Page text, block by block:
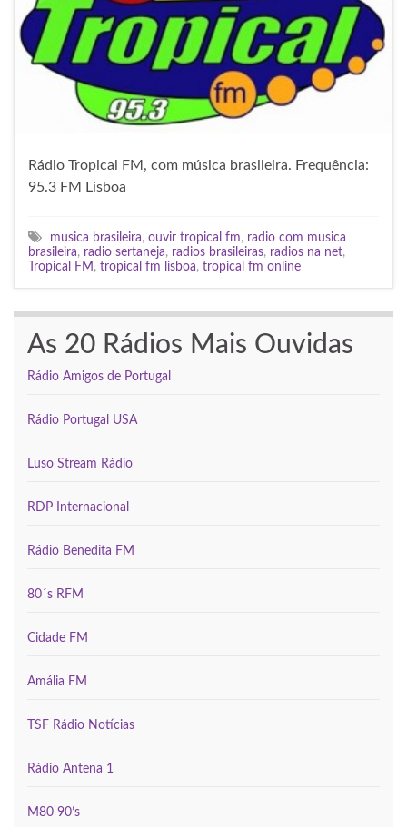
Rádio Tropical FM, com música brasileira. Frequência:
95.3 FM Lisboa
musica brasileira, ouvir tropical fm, radio com musica
brasileira, radio sertaneja, radios brasileiras, radios na net,
Tropical FM , tropical fm lisboa, tropical fm online
As 20 Rádios Mais Ouvidas
Rádio Amigos de Portugal
Rádio Portugal USA
Luso Stream Rádio
RDP Internacional
Rádio Benedita FM
80´s RFM
Cidade FM
Amália FM
TSF Rádio Notícias
Rádio Antena 1
M80 90’s